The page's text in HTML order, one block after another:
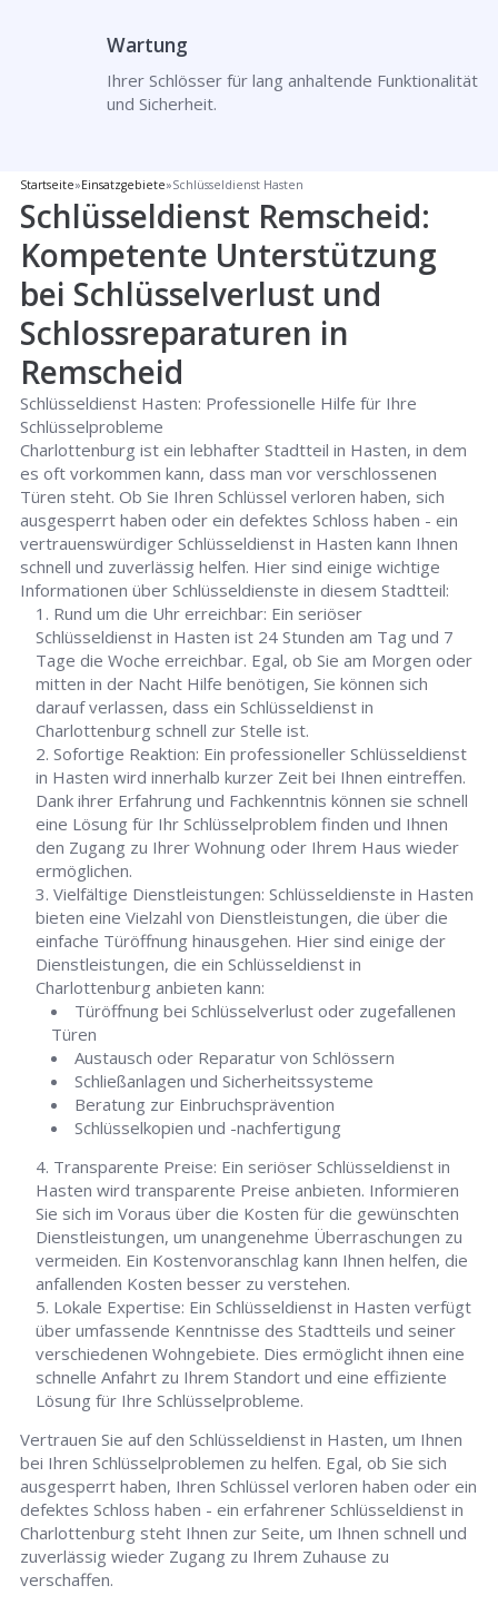
Wartung
Ihrer Schlösser für lang anhaltende Funktionalität
und Sicherheit.
Startseite»Einsatzgebiete»Schlüsseldienst Hasten
Schlüsseldienst Remscheid:
Kompetente Unterstützung
bei Schlüsselverlust und
Schlossreparaturen in
Remscheid
Schlüsseldienst Hasten: Professionelle Hilfe für Ihre
Schlüsselprobleme
Charlottenburg ist ein lebhafter Stadtteil in Hasten, in dem
es oft vorkommen kann, dass man vor verschlossenen
Türen steht. Ob Sie Ihren Schlüssel verloren haben, sich
ausgesperrt haben oder ein defektes Schloss haben - ein
vertrauenswürdiger Schlüsseldienst in Hasten kann Ihnen
schnell und zuverlässig helfen. Hier sind einige wichtige
Informationen über Schlüsseldienste in diesem Stadtteil:
Rund um die Uhr erreichbar: Ein seriöser
Schlüsseldienst in Hasten ist 24 Stunden am Tag und 7
Tage die Woche erreichbar. Egal, ob Sie am Morgen oder
mitten in der Nacht Hilfe benötigen, Sie können sich
darauf verlassen, dass ein Schlüsseldienst in
Charlottenburg schnell zur Stelle ist.
Sofortige Reaktion: Ein professioneller Schlüsseldienst
in Hasten wird innerhalb kurzer Zeit bei Ihnen eintreffen.
Dank ihrer Erfahrung und Fachkenntnis können sie schnell
eine Lösung für Ihr Schlüsselproblem finden und Ihnen
den Zugang zu Ihrer Wohnung oder Ihrem Haus wieder
ermöglichen.
Vielfältige Dienstleistungen: Schlüsseldienste in Hasten
bieten eine Vielzahl von Dienstleistungen, die über die
einfache Türöffnung hinausgehen. Hier sind einige der
Dienstleistungen, die ein Schlüsseldienst in
Charlottenburg anbieten kann:
Türöffnung bei Schlüsselverlust oder zugefallenen
Türen
Austausch oder Reparatur von Schlössern
Schließanlagen und Sicherheitssysteme
Beratung zur Einbruchsprävention
Schlüsselkopien und -nachfertigung
Transparente Preise: Ein seriöser Schlüsseldienst in
Hasten wird transparente Preise anbieten. Informieren
Sie sich im Voraus über die Kosten für die gewünschten
Dienstleistungen, um unangenehme Überraschungen zu
vermeiden. Ein Kostenvoranschlag kann Ihnen helfen, die
anfallenden Kosten besser zu verstehen.
Lokale Expertise: Ein Schlüsseldienst in Hasten verfügt
über umfassende Kenntnisse des Stadtteils und seiner
verschiedenen Wohngebiete. Dies ermöglicht ihnen eine
schnelle Anfahrt zu Ihrem Standort und eine effiziente
Lösung für Ihre Schlüsselprobleme.
Vertrauen Sie auf den Schlüsseldienst in Hasten, um Ihnen
bei Ihren Schlüsselproblemen zu helfen. Egal, ob Sie sich
ausgesperrt haben, Ihren Schlüssel verloren haben oder ein
defektes Schloss haben - ein erfahrener Schlüsseldienst in
Charlottenburg steht Ihnen zur Seite, um Ihnen schnell und
zuverlässig wieder Zugang zu Ihrem Zuhause zu
verschaffen.